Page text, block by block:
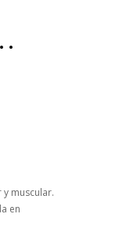
y muscular.
en